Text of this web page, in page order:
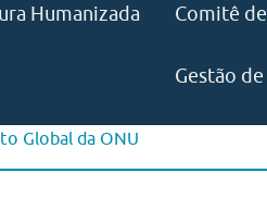
Humanizada Comitê
Gestão
pelo CEJAM e(11) 97646‑2537
Global da ONU